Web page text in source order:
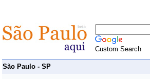
Custom Search
São Paulo - SP